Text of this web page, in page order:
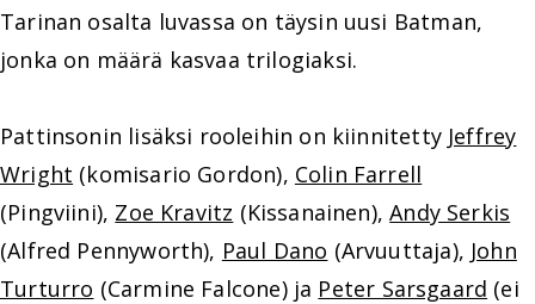
Tarinan osalta luvassa on täysin uusi Batman,
jonka on määrä kasvaa trilogiaksi.
Pattinsonin lisäksi rooleihin on kiinnitetty Jeffrey
Wright (komisario Gordon), Colin Farrell
(Pingviini), Zoe Kravitz (Kissanainen),Andy Serkis
(Alfred Pennyworth), Paul Dano (Arvuuttaja), John
Turturro (Carmine Falcone) ja Peter Sarsgaard (ei